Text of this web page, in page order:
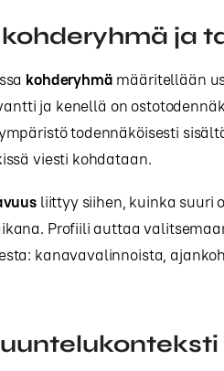
kohderyhmä ja
kohderyhmä määritellään
ja kenellä on
todennäköisesti
viesti kohdataan.
liittyy siihen, kuinka suuri
Profiili auttaa
kanavavalinnoista,